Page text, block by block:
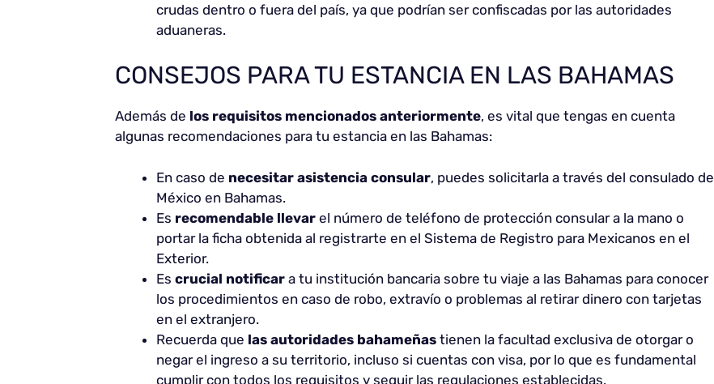
crudas dentro o fuera del país, ya que podrían ser confiscadas por las autoridades
aduaneras.
CONSEJOS PARA TU ESTANCIA EN LAS BAHAMAS
Además de los requisitos mencionados anteriormente, es vital que tengas en cuenta
algunas recomendaciones para tu estancia en las Bahamas:
En caso de necesitar asistencia consular, puedes solicitarla a través del consulado de
México en Bahamas.
Es recomendable llevar el número de teléfono de protección consular a la mano o
portar la ficha obtenida al registrarte en el Sistema de Registro para Mexicanos en el
Exterior.
Es crucial notificar a tu institución bancaria sobre tu viaje a las Bahamas para conocer
los procedimientos en caso de robo, extravío o problemas al retirar dinero con tarjetas
en el extranjero.
Recuerda que las autoridades bahameñas tienen la facultad exclusiva de otorgar o
negar el ingreso a su territorio, incluso si cuentas con visa, por lo que es fundamental
cumplir con todos los requisitos y seguir las regulaciones establecidas.